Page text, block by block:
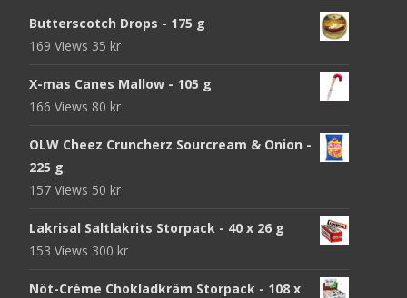
Butterscotch Drops - 175 g
169 Views 35 kr
X-mas Canes Mallow - 105 g
166 Views 80 kr
OLW Cheez Cruncherz Sourcream & Onion -
225 g
157 Views 50 kr
Lakrisal Saltlakrits Storpack - 40 x 26 g
153 Views 300 kr
Nöt-Créme Chokladkräm Storpack - 108 x